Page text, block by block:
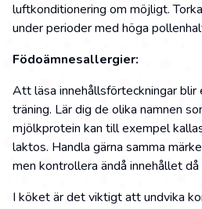
luftkonditionering om möjligt.
under perioder med höga
Födoämnesallergier:
Att läsa innehållsförteckningar blir
träning. Lär dig de olika namnen
mjölkprotein kan till exempel
laktos. Handla gärna samma
men kontrollera ändå innehållet
I köket är det viktigt att undvika